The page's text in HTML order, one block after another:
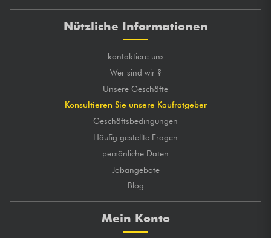
Nützliche Informationen
kontaktiere uns
Wer sind wir ?
Unsere Geschäfte
Konsultieren Sie unsere Kaufratgeber
Geschäftsbedingungen
Häufig gestellte Fragen
persönliche Daten
Jobangebote
Blog
Mein Konto